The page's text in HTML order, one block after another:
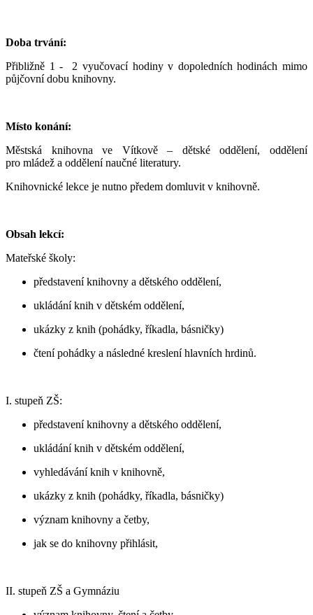
Doba trvání:
Přibližně 1 - 2 vyučovací hodiny v dopoledních hodinách mimo
půjčovní dobu knihovny.
Místo konání:
Městská knihovna ve Vítkově – dětské oddělení, oddělení
pro mládež a oddělení naučné literatury.
Knihovnické lekce je nutno předem domluvit v knihovně.
Obsah lekcí:
Mateřské školy:
představení knihovny a dětského oddělení,
ukládání knih v dětském oddělení,
ukázky z knih (pohádky, říkadla, básničky)
čtení pohádky a následné kreslení hlavních hrdinů.
I. stupeň ZŠ:
představení knihovny a dětského oddělení,
ukládání knih v dětském oddělení,
vyhledávání knih v knihovně,
ukázky z knih (pohádky, říkadla, básničky)
význam knihovny a četby,
jak se do knihovny přihlásit,
II. stupeň ZŠ a Gymnáziu